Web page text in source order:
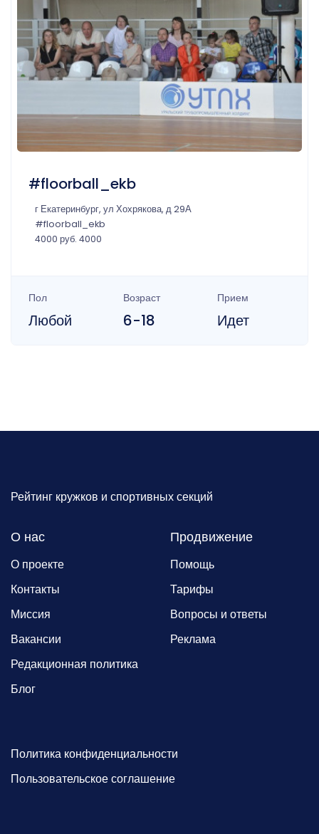
#floorball_ekb
г Екатеринбург, ул Хохрякова, д 29А
#floorball_ekb
4000 руб. 4000
Пол
Любой
Возраст
6-18
Прием
Идет
Рейтинг кружков и спортивных секций
О нас
О проекте
Контакты
Миссия
Вакансии
Редакционная политика
Блог
Продвижение
Помощь
Тарифы
Вопросы и ответы
Реклама
Политика конфиденциальности
Пользовательское соглашение